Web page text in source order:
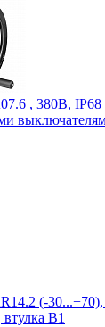
, 380В, IP68
(-
В1